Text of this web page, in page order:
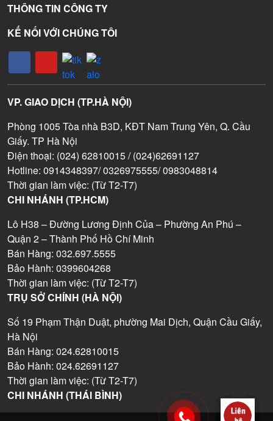
THÔNG TIN CÔNG TY
KẾ NỐI VỚI CHÚNG TÔI
VP. GIAO DỊCH (TP.HÀ NỘI)
Phòng 1005 Tòa nhà B3D, KĐT Nam Trung Yên, Q. Cầu
Giấy. TP Hà Nội
Điện thoại: (024) 62810015 / (024)62691127
Hotline: 0914348397/ 0326975555/ 0983048814
Thời gian làm việc: (Từ T2-T7)
CHI NHÁNH (TP.HCM)
Lô H38 – Đường Lương Định Của – Phường An Phú –
Quận 2 – Thành Phố Hồ Chí Minh
Bán Hàng: 032.697.5555
Bảo Hành: 0399604268
Thời gian làm việc: (Từ T2-T7)
TRỤ SỞ CHÍNH (HÀ NỘI)
Số 19 Phạm Thận Duật, phường Mai Dịch, Quận Cầu Giấy,
Hà Nội
Bán Hàng: 024.62810015
Bảo Hành: 024.62691127
Thời gian làm việc: (Từ T2-T7)
CHI NHÁNH (THÁI BÌNH)